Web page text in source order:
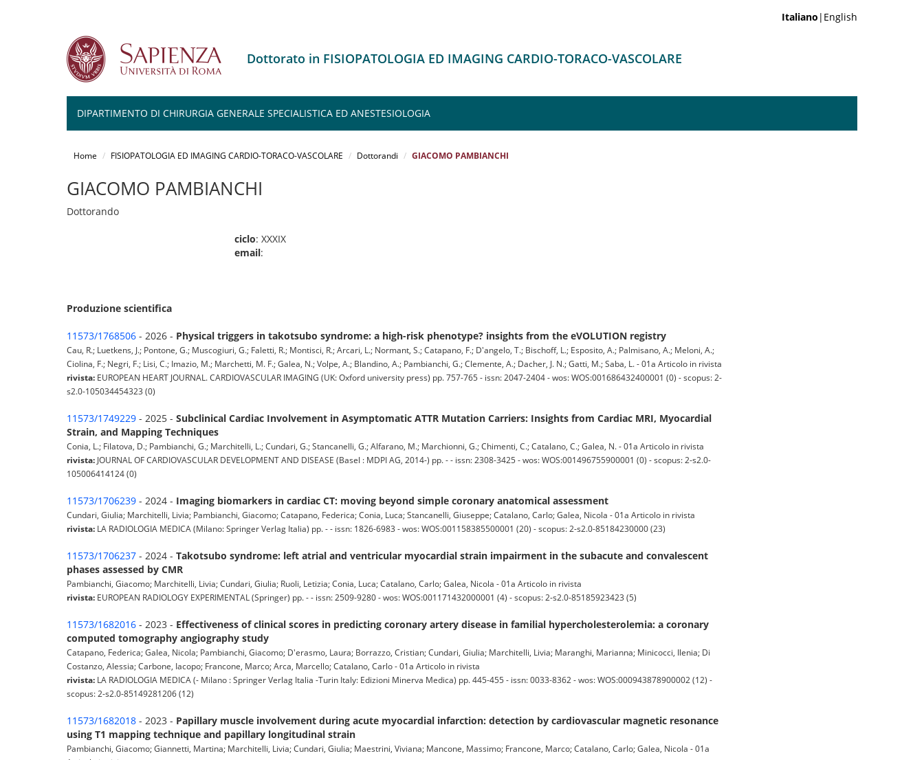
Italiano |English
Dottorato in FISIOPATOLOGIA ED IMAGING CARDIO-TORACO-VASCOLARE
DIPARTIMENTO DI CHIRURGIA GENERALE SPECIALISTICA ED ANESTESIOLOGIA
Home FISIOPATOLOGIA ED IMAGING CARDIO-TORACO-VASCOLARE Dottorandi GIACOMO PAMBIANCHI
GIACOMO PAMBIANCHI
Dottorando
ciclo: XXXIX
email:
Produzione scientifica
11573/1768506 - 2026 - Physical triggers in takotsubo syndrome: a high-risk phenotype? insights from the eVOLUTION registry
Cau, R.; Luetkens, J.; Pontone, G.; Muscogiuri, G.; Faletti, R.; Montisci, R.; Arcari, L.; Normant, S.; Catapano, F.; D'angelo, T.; Bischoff, L.; Esposito, A.; Palmisano, A.; Meloni, A.;
Ciolina, F.; Negri, F.; Lisi, C.; Imazio, M.; Marchetti, M. F.; Galea, N.; Volpe, A.; Blandino, A.; Pambianchi, G.; Clemente, A.; Dacher, J. N.; Gatti, M.; Saba, L. - 01a Articolo in rivista
rivista: EUROPEAN HEART JOURNAL. CARDIOVASCULAR IMAGING (UK: Oxford university press) pp. 757-765 - issn: 2047-2404 - wos: WOS:001686432400001 (0) - scopus: 2-
s2.0-105034454323 (0)
11573/1749229 - 2025 - Subclinical Cardiac Involvement in Asymptomatic ATTR Mutation Carriers: Insights from Cardiac MRI, Myocardial
Strain, and Mapping Techniques
Conia, L.; Filatova, D.; Pambianchi, G.; Marchitelli, L.; Cundari, G.; Stancanelli, G.; Alfarano, M.; Marchionni, G.; Chimenti, C.; Catalano, C.; Galea, N. - 01a Articolo in rivista
rivista: JOURNAL OF CARDIOVASCULAR DEVELOPMENT AND DISEASE (Basel : MDPI AG, 2014-) pp. - - issn: 2308-3425 - wos: WOS:001496755900001 (0) - scopus: 2-s2.0-
105006414124 (0)
11573/1706239 - 2024 - Imaging biomarkers in cardiac CT: moving beyond simple coronary anatomical assessment
Cundari, Giulia; Marchitelli, Livia; Pambianchi, Giacomo; Catapano, Federica; Conia, Luca; Stancanelli, Giuseppe; Catalano, Carlo; Galea, Nicola - 01a Articolo in rivista
rivista: LA RADIOLOGIA MEDICA (Milano: Springer Verlag Italia) pp. - - issn: 1826-6983 - wos: WOS:001158385500001 (20) - scopus: 2-s2.0-85184230000 (23)
11573/1706237 - 2024 - Takotsubo syndrome: left atrial and ventricular myocardial strain impairment in the subacute and convalescent
phases assessed by CMR
Pambianchi, Giacomo; Marchitelli, Livia; Cundari, Giulia; Ruoli, Letizia; Conia, Luca; Catalano, Carlo; Galea, Nicola - 01a Articolo in rivista
rivista: EUROPEAN RADIOLOGY EXPERIMENTAL (Springer) pp. - - issn: 2509-9280 - wos: WOS:001171432000001 (4) - scopus: 2-s2.0-85185923423 (5)
11573/1682016 - 2023 - Effectiveness of clinical scores in predicting coronary artery disease in familial hypercholesterolemia: a coronary
computed tomography angiography study
Catapano, Federica; Galea, Nicola; Pambianchi, Giacomo; D'erasmo, Laura; Borrazzo, Cristian; Cundari, Giulia; Marchitelli, Livia; Maranghi, Marianna; Minicocci, Ilenia; Di
Costanzo, Alessia; Carbone, Iacopo; Francone, Marco; Arca, Marcello; Catalano, Carlo - 01a Articolo in rivista
rivista: LA RADIOLOGIA MEDICA (- Milano : Springer Verlag Italia -Turin Italy: Edizioni Minerva Medica) pp. 445-455 - issn: 0033-8362 - wos: WOS:000943878900002 (12) -
scopus: 2-s2.0-85149281206 (12)
11573/1682018 - 2023 - Papillary muscle involvement during acute myocardial infarction: detection by cardiovascular magnetic resonance
using T1 mapping technique and papillary longitudinal strain
Pambianchi, Giacomo; Giannetti, Martina; Marchitelli, Livia; Cundari, Giulia; Maestrini, Viviana; Mancone, Massimo; Francone, Marco; Catalano, Carlo; Galea, Nicola - 01a